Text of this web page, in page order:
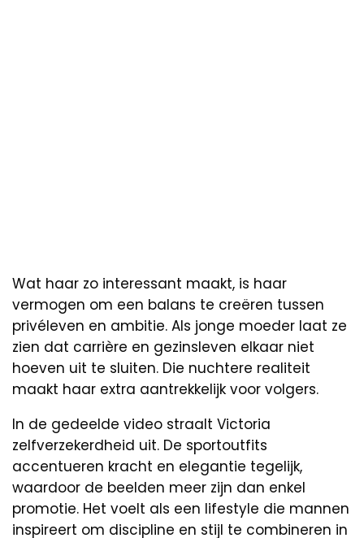
Wat haar zo interessant maakt, is haar
vermogen om een balans te creëren tussen
privéleven en ambitie. Als jonge moeder laat ze
zien dat carrière en gezinsleven elkaar niet
hoeven uit te sluiten. Die nuchtere realiteit
maakt haar extra aantrekkelijk voor volgers.
In de gedeelde video straalt Victoria
zelfverzekerdheid uit. De sportoutfits
accentueren kracht en elegantie tegelijk,
waardoor de beelden meer zijn dan enkel
promotie. Het voelt als een lifestyle die mannen
inspireert om discipline en stijl te combineren in